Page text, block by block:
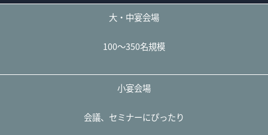
大・中宴会場
100～350名規模
小宴会場
会議、セミナーにぴったり